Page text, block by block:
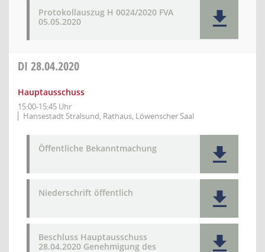
Protokollauszug H 0024/2020 FVA
05.05.2020
DI 28.04.2020
Hauptausschuss
15:00-15:45 Uhr
Hansestadt Stralsund, Rathaus, Löwenscher Saal
Öffentliche Bekanntmachung
Niederschrift öffentlich
Beschluss Hauptausschuss
28.04.2020 Genehmigung des